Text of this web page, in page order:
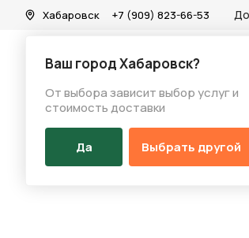
Хабаровск
Ваш город Хабаровск?
От выбора зависит выбор услуг и
стоимость доставки
Да Выбрать другой
+7 (909) 823-66-53
На главную
Новости/Паспорт велосипеда